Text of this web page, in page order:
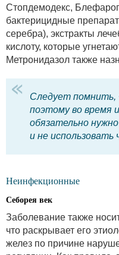
Стопдемодекс,
бактерицидные
серебра), экстракты
кислоту, которые
Метронидазол также
Следует помнить,
поэтому во время
обязательно
и не использовать
Неинфекционные
Себорея век
Заболевание также
что раскрывает его
желез по причине